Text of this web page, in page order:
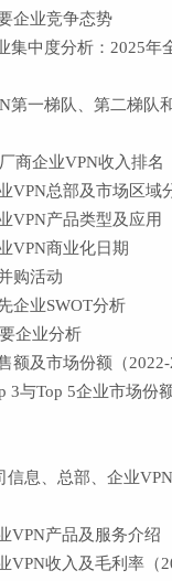
企业竞争态势
中度分析：2025年
一梯队、第二梯队
商企业VPN收入排名
VPN总部及市场区域
VPN产品类型及应用
VPN商业化日期
购活动
企业SWOT分析
企业分析
及市场份额（2022-
3与Top 5企业市场份
息、总部、企业
产品及服务介绍
收入及毛利率（